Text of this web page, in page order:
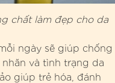
chất làm đẹp cho da
ngày sẽ giúp chống
và tình trạng da
giúp trẻ hóa, đánh